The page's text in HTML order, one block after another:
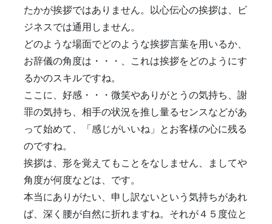
たかが挨拶ではありません。以心伝心の挨拶は、ビ
ジネスでは通用しません。
どのような場面でどのような挨拶言葉を用いるか、
お辞儀の角度は・・・、これは挨拶をどのようにす
るかのスキルですね。
ここに、好感・・・微笑やありがとうの気持ち、謝
罪の気持ち、相手の状況を推し量るセンスなどがあ
って始めて、「感じがいいね」とお客様の心に残る
のですね。
挨拶は、形を覚えてもことをなしません、ましてや
角度が何度などは、です。
本当にありがたい、申し訳ないという気持ちがあれ
ば、深く腰が自然に折れますね。それが４５度位と